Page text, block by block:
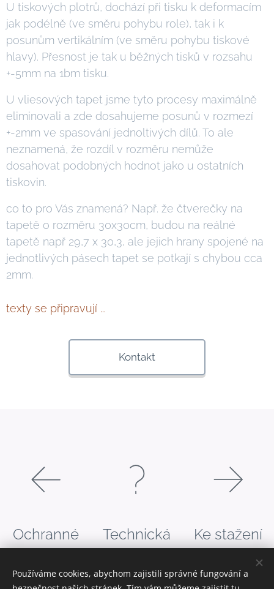
U tiskových plotrů, dochází při tisku k deformacím
jak podélně (ve směru pohybu role), tak i k
posunům vertikálním (ve směru pohybu tiskové
hlavy). Přesnost je tak u běžných tisků v rozsahu
+-5mm na 1bm tisku.
U vliesových tapet jsme tyto procesy maximálně
eliminovali a zde dosahujeme posunů v rozmezí
+-2mm ve spasování jednoltivých dílů. To ale
neznamená, že rozdíl v rozměru nemůže
dosahovat podobných hodnot jako u ostatních
tiskovin.
co to pro Vás znamená? Např. že čtverečky na
tapetě o rozměru 30x30cm, budou na reálné
tapetě např 29,7 x 30,3, ale jejich hrany spojené na
jednotlivých pásech tapet se potkají s chybou cca
2mm.
texty se připravují ...
Kontakt
Ochranné
prvky
Technická
podpora
Ke stažení
Používáme cookies, abychom zajistili správné fungování a